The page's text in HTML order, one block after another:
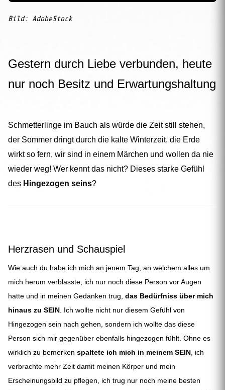
Bild: AdobeStock
Gestern durch Liebe verbunden, heute
nur noch Besitz und Erwartungshaltung
Schmetterlinge im Bauch als würde die Zeit still stehen,
der Sommer dringt durch die kalte Winterzeit, die Erde
wirkt so fern, wir sind in einem Märchen und wollen da nie
wieder weg! Wer kennt das nicht? Dieses starke Gefühl
des Hingezogen seins?
Herzrasen und Schauspiel
Wie auch du habe ich mich an jenem Tag, an welchem alles um
mich herum verblasste, ich nur noch diese Person vor Augen
hatte und in meinen Gedanken trug, das Bedürfniss über mich
hinaus zu SEIN . Ich wollte nicht nur diesem Gefühl von
Hingezogen sein nach gehen, sondern ich wollte das diese
Person sich mir gegenüber ebenfalls hingezogen fühlt. Ohne es
wirklich zu bemerken spaltete ich mich in meinem SEIN , ich
verbrachte mehr Zeit damit meinen Körper und mein
Erscheinungsbild zu pflegen, ich trug nur noch meine besten